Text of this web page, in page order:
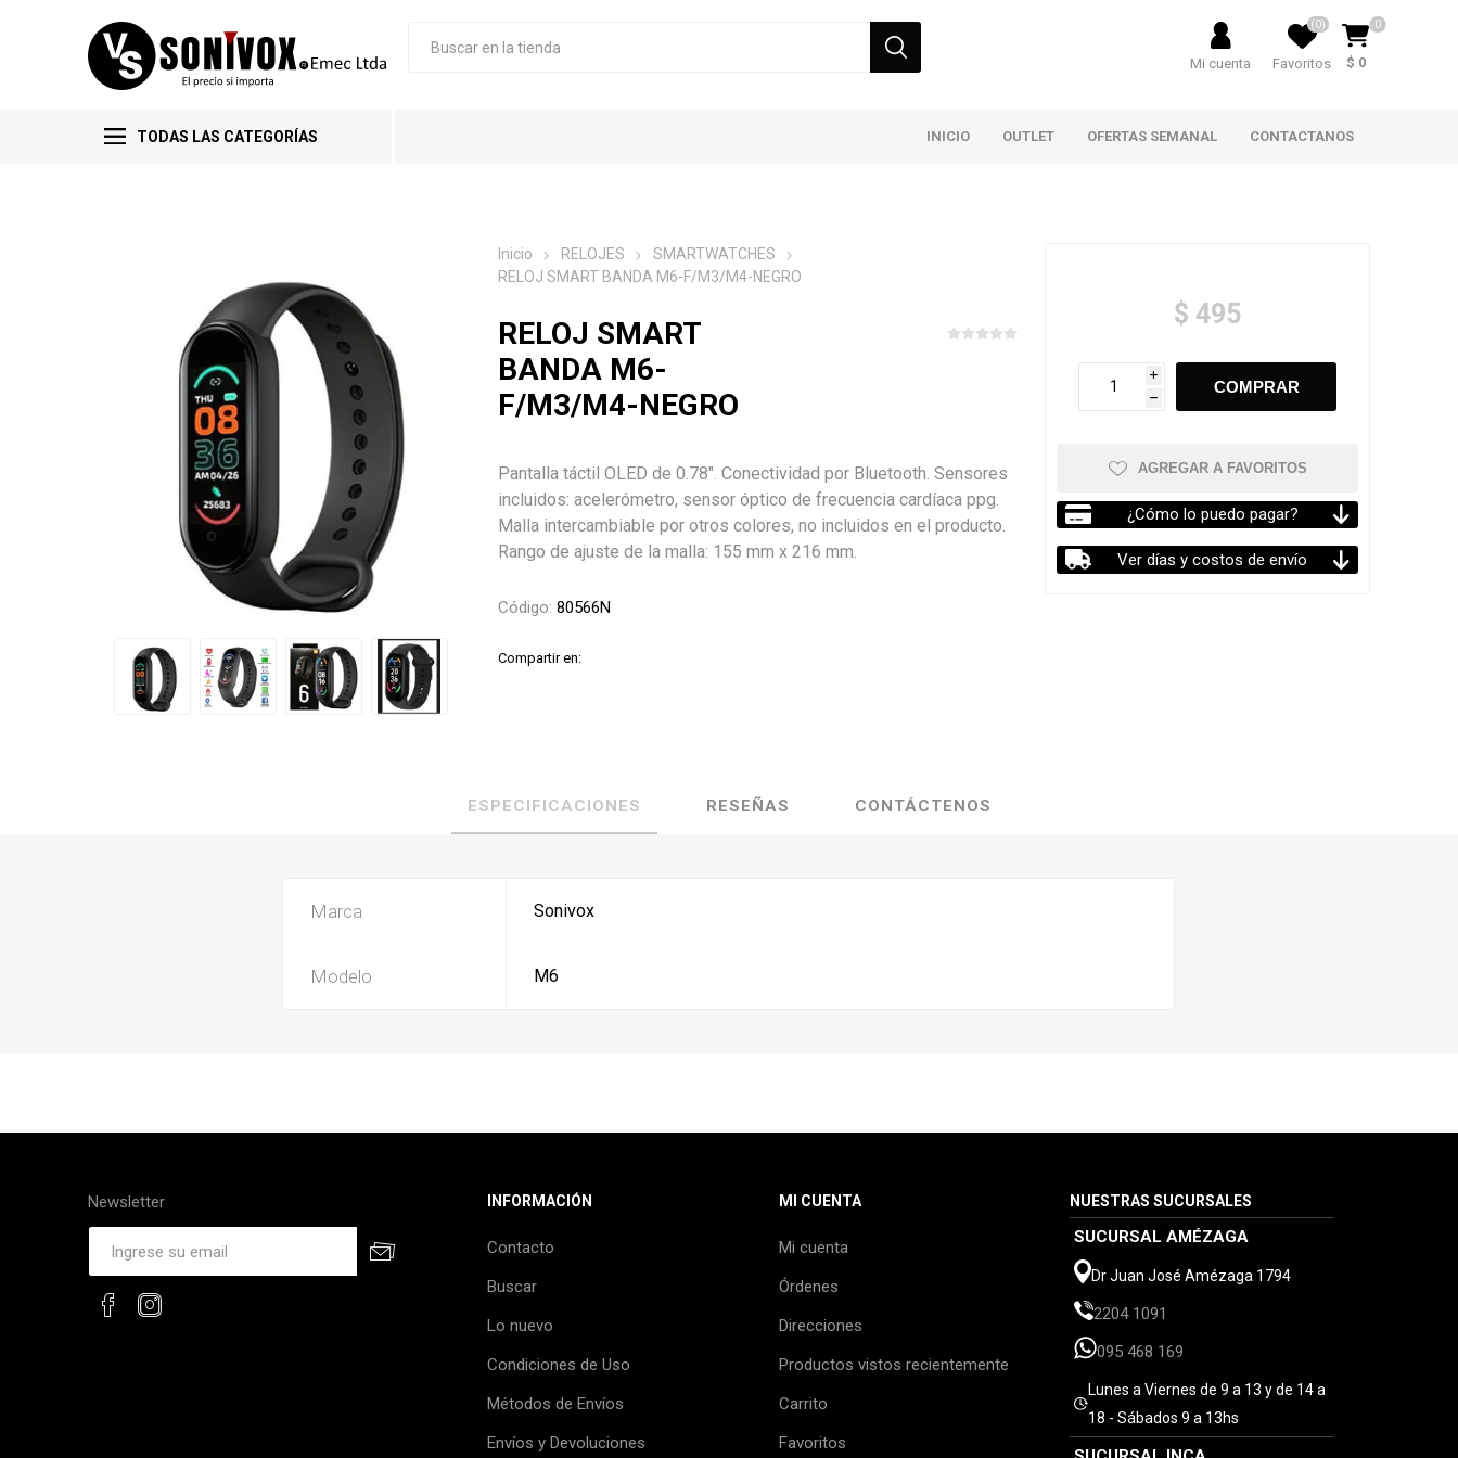
Mi cuenta Favoritos
(0) 0
$ 0
TODAS LAS CATEGORÍAS INICIO OUTLET OFERTAS SEMANAL CONTACTANOS
Inicio RELOJES
SMARTWATCHES
RELOJ SMART BANDA M6-F/M3/M4-NEGRO
RELOJ SMART
BANDA M6-
F/M3/M4-NEGRO
Pantalla táctil OLED de 0.78". Conectividad por Bluetooth. Sensores
incluidos: acelerómetro, sensor óptico de frecuencia cardíaca ppg.
Malla intercambiable por otros colores, no incluidos en el producto.
Rango de ajuste de la malla: 155 mm x 216 mm.
Código: 80566N
Compartir en:
$ 495
i
h
AGREGAR A FAVORITOS
¿Cómo lo puedo pagar?
Ver días y costos de envío
ESPECIFICACIONES RESEÑAS CONTÁCTENOS
Marca Sonivox
Modelo M6
Newsletter INFORMACIÓN
Contacto
Buscar
Lo nuevo
Condiciones de Uso
Métodos de Envíos
Envíos y Devoluciones
MI CUENTA
Mi cuenta
Órdenes
Direcciones
Productos vistos recientemente
Carrito
Favoritos
NUESTRAS SUCURSALES
SUCURSAL AMÉZAGA
Dr Juan José Amézaga 1794
2204 1091
095 468 169
Lunes a Viernes de 9 a 13 y de 14 a
18 - Sábados 9 a 13hs